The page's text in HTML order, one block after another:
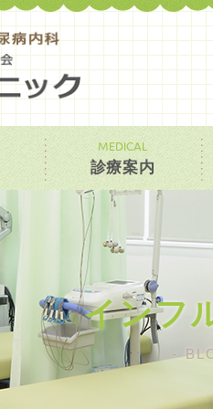
MEDICAL
診療案内
インフ